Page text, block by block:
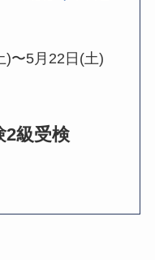
)〜5月22日(土)
2級受検